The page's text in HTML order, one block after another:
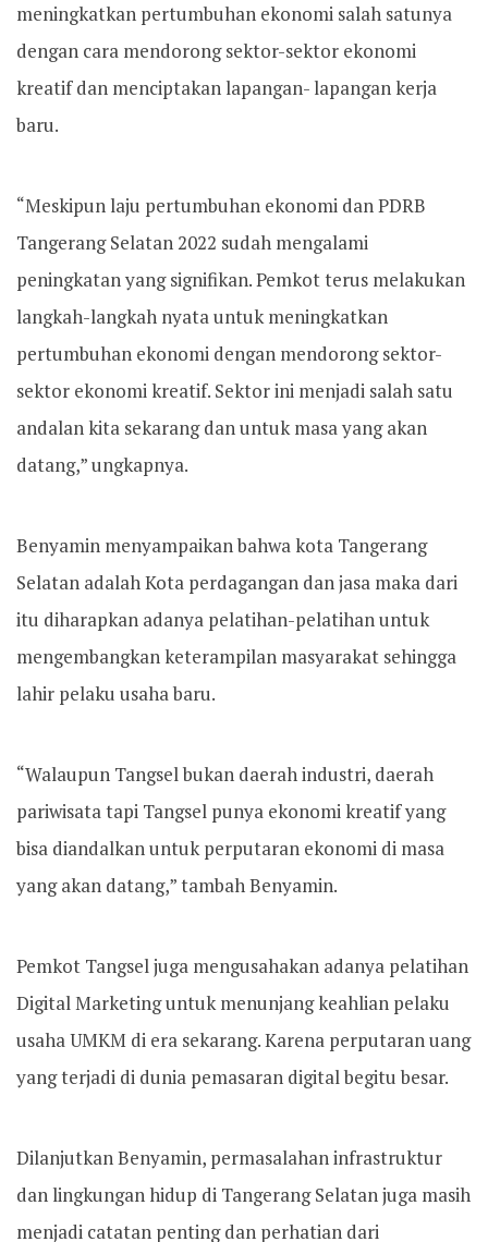
meningkatkan pertumbuhan ekonomi salah satunya
dengan cara mendorong sektor-sektor ekonomi
kreatif dan menciptakan lapangan- lapangan kerja
baru.
“Meskipun laju pertumbuhan ekonomi dan PDRB
Tangerang Selatan 2022 sudah mengalami
peningkatan yang signifikan. Pemkot terus melakukan
langkah-langkah nyata untuk meningkatkan
pertumbuhan ekonomi dengan mendorong sektor-
sektor ekonomi kreatif. Sektor ini menjadi salah satu
andalan kita sekarang dan untuk masa yang akan
datang,” ungkapnya.
Benyamin menyampaikan bahwa kota Tangerang
Selatan adalah Kota perdagangan dan jasa maka dari
itu diharapkan adanya pelatihan-pelatihan untuk
mengembangkan keterampilan masyarakat sehingga
lahir pelaku usaha baru.
“Walaupun Tangsel bukan daerah industri, daerah
pariwisata tapi Tangsel punya ekonomi kreatif yang
bisa diandalkan untuk perputaran ekonomi di masa
yang akan datang,” tambah Benyamin.
Pemkot Tangsel juga mengusahakan adanya pelatihan
Digital Marketing untuk menunjang keahlian pelaku
usaha UMKM di era sekarang. Karena perputaran uang
yang terjadi di dunia pemasaran digital begitu besar.
Dilanjutkan Benyamin, permasalahan infrastruktur
dan lingkungan hidup di Tangerang Selatan juga masih
menjadi catatan penting dan perhatian dari